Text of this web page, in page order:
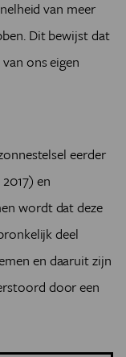
van meer
Dit bewijst dat
ons eigen
eerder
en
wordt dat deze
deel
en daaruit zijn
door een